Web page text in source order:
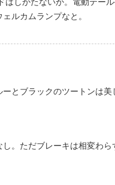
ルカムランプなと。
とブラックのツートンは美
。ただブレーキは相変わ